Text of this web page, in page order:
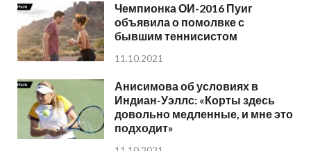
Чемпионка ОИ-2016 Пуиг
объявила о помолвке с
бывшим теннисистом
11.10.2021
Анисимова об условиях в
Индиан-Уэллс: «Корты здесь
довольно медленные, и мне это
подходит»